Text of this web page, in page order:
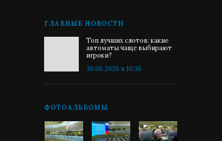
ГЛАВНЫЕ НОВОСТИ
Топ лучших слотов: какие
автоматы чаще выбирают
игроки?
30.06.2026 в 16:36
ФОТОАЛЬБОМЫ